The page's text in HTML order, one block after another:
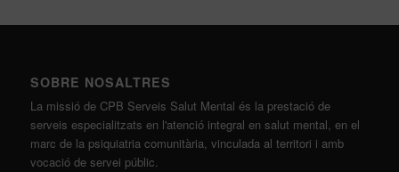
SOBRE NOSALTRES
La missió de CPB Serveis Salut Mental és la prestació de
serveis especialitzats en l'atenció integral en salut mental, en el
marc de la psiquiatria comunitària, vinculada al territori i amb
vocació de servei públic.